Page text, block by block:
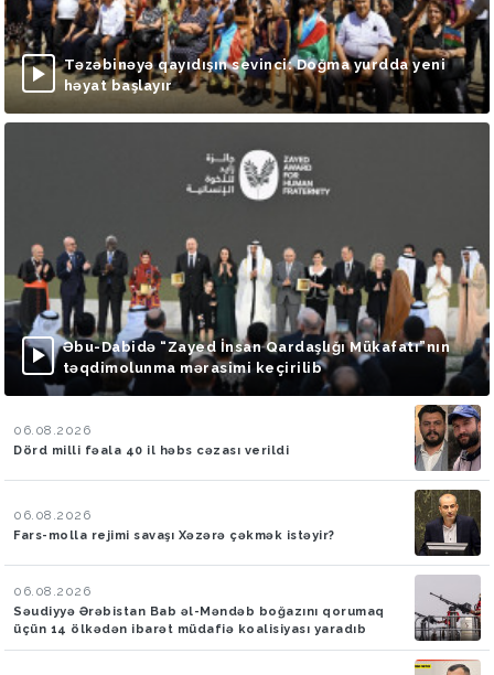
Təzəbinəyə qayıdışın sevinci: Doğma yurdda yeni
həyat başlayır
Əbu-Dabidə “Zayed İnsan Qardaşlığı Mükafatı”nın
təqdimolunma mərasimi keçirilib
06.08.2026
Dörd milli fəala 40 il həbs cəzası verildi
06.08.2026
Fars-molla rejimi savaşı Xəzərə çəkmək istəyir?
06.08.2026
Səudiyyə Ərəbistan Bab əl-Məndəb boğazını qorumaq
üçün 14 ölkədən ibarət müdafiə koalisiyası yaradıb